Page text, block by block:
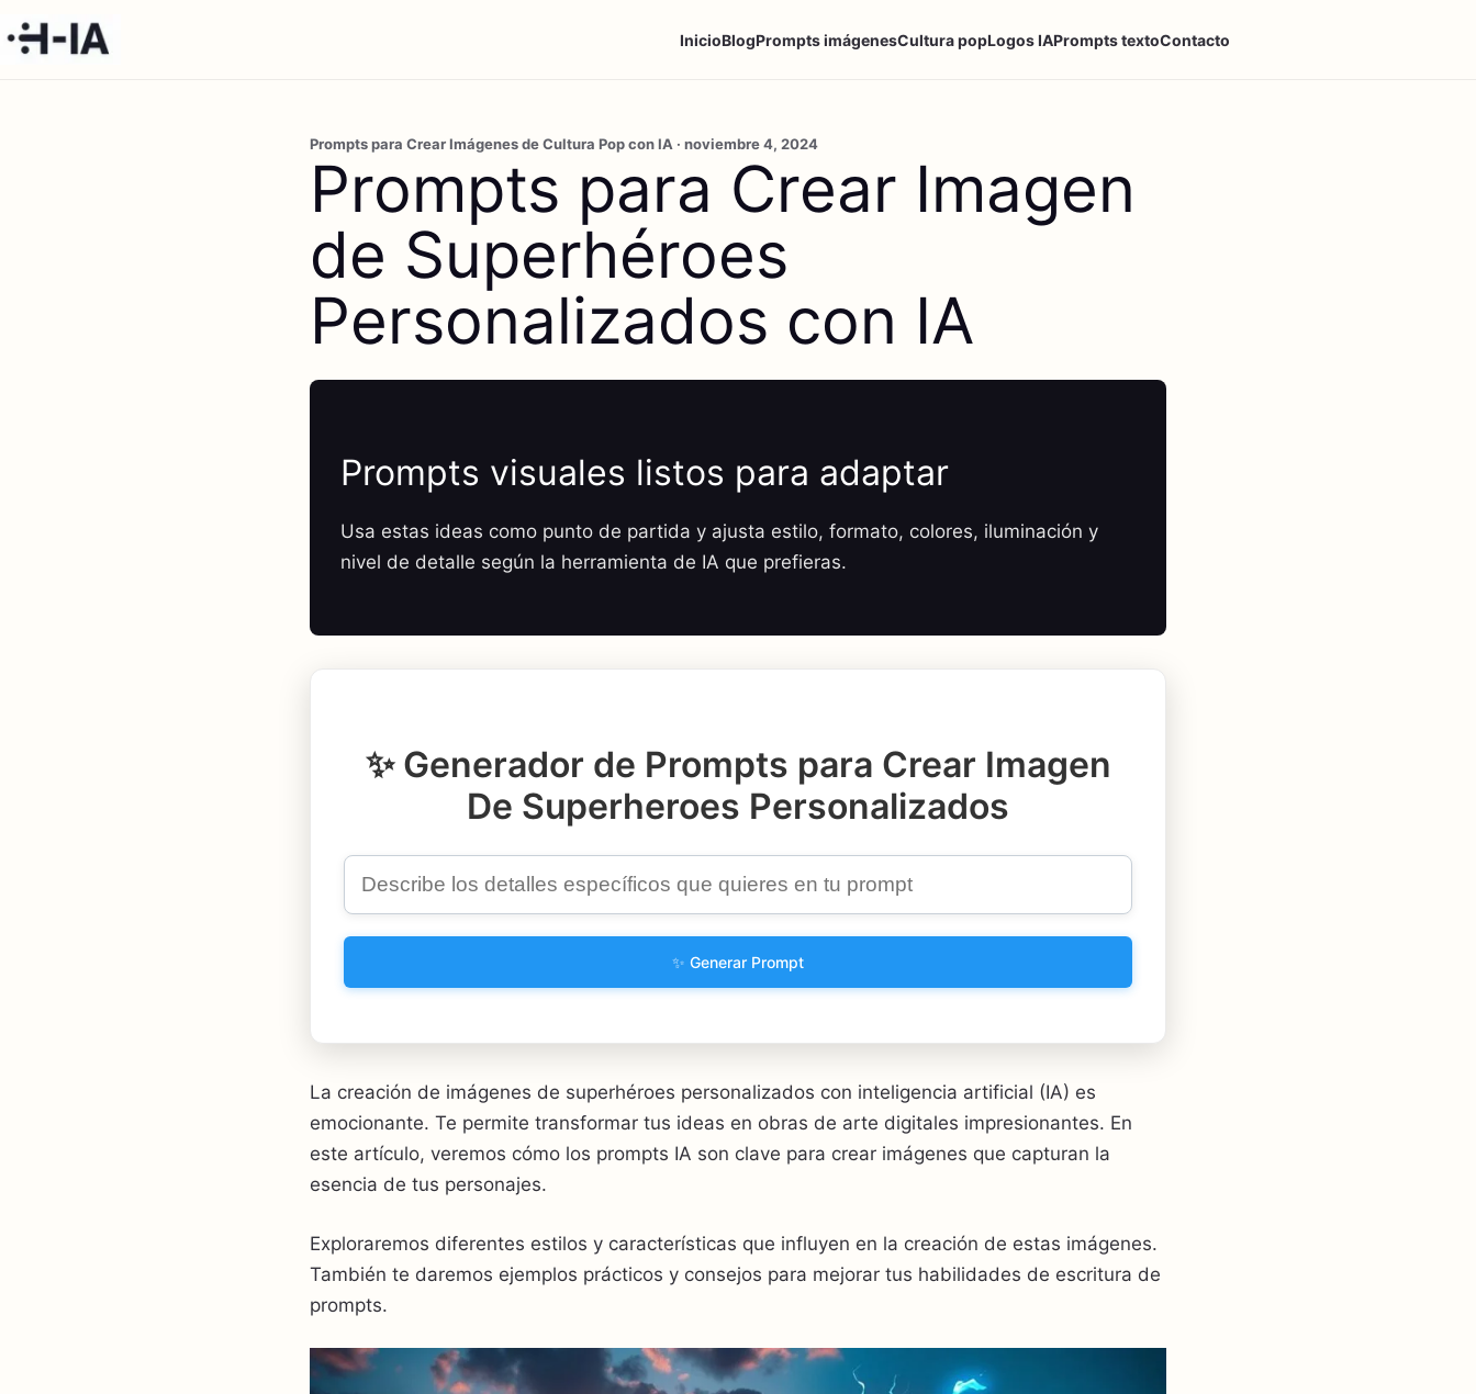
InicioBlogPrompts imágenesCultura popLogos IAPrompts textoContacto
Prompts para Crear Imágenes de Cultura Pop con IA · noviembre 4, 2024
Prompts para Crear Imagen
de Superhéroes
Personalizados con IA
Prompts visuales listos para adaptar
Usa estas ideas como punto de partida y ajusta estilo, formato, colores, iluminación y
nivel de detalle según la herramienta de IA que prefieras.
✨ Generador de Prompts para Crear Imagen
De Superheroes Personalizados
✨ Generar Prompt
La creación de imágenes de superhéroes personalizados con inteligencia artificial (IA) es
emocionante. Te permite transformar tus ideas en obras de arte digitales impresionantes. En
este artículo, veremos cómo los prompts IA son clave para crear imágenes que capturan la
esencia de tus personajes.
Exploraremos diferentes estilos y características que influyen en la creación de estas imágenes.
También te daremos ejemplos prácticos y consejos para mejorar tus habilidades de escritura de
prompts.